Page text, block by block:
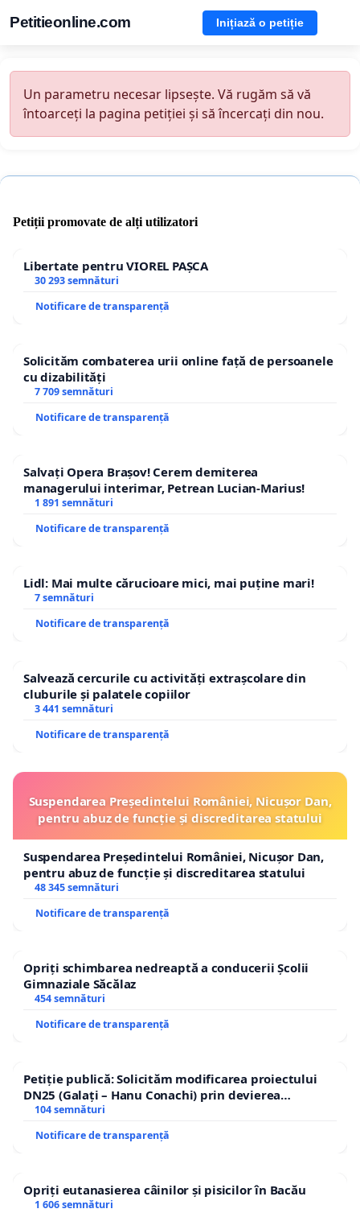
Petitieonline.com Inițiază o petiție
Un parametru necesar lipsește. Vă rugăm să vă
întoarceți la pagina petiției și să încercați din nou.
Petiții promovate de alți utilizatori
Libertate pentru VIOREL PAȘCA
30 293 semnături
Notificare de transparență
Solicităm combaterea urii online față de persoanele
cu dizabilități
7 709 semnături
Notificare de transparență
Salvați Opera Brașov! Cerem demiterea
managerului interimar, Petrean Lucian-Marius!
1 891 semnături
Notificare de transparență
Lidl: Mai multe cărucioare mici, mai puține mari!
7 semnături
Notificare de transparență
Salvează cercurile cu activități extrașcolare din
cluburile și palatele copiilor
3 441 semnături
Notificare de transparență
Suspendarea Președintelui României, Nicușor Dan,
pentru abuz de funcție și discreditarea statului
Suspendarea Președintelui României, Nicușor Dan,
pentru abuz de funcție și discreditarea statului
48 345 semnături
Notificare de transparență
Opriți schimbarea nedreaptă a conducerii Școlii
Gimnaziale Săcălaz
454 semnături
Notificare de transparență
Petiție publică: Solicităm modificarea proiectului
DN25 (Galați – Hanu Conachi) prin devierea
traseului în afara localităților!
104 semnături
Notificare de transparență
Opriți eutanasierea câinilor și pisicilor în Bacău
1 606 semnături